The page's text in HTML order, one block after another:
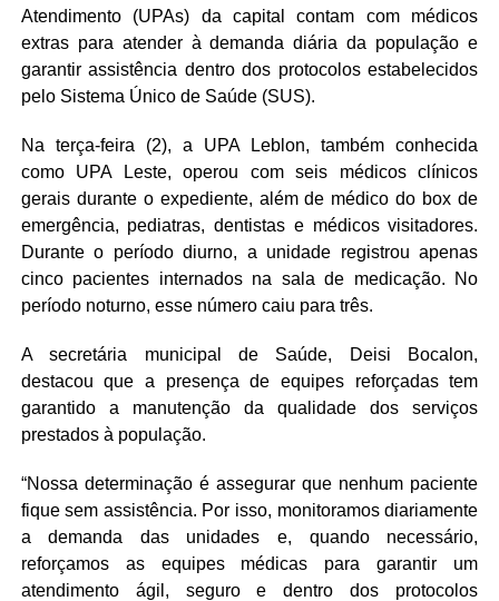
Atendimento (UPAs) da capital contam com médicos
extras para atender à demanda diária da população e
garantir assistência dentro dos protocolos estabelecidos
pelo Sistema Único de Saúde (SUS).
Na terça-feira (2), a UPA Leblon, também conhecida
como UPA Leste, operou com seis médicos clínicos
gerais durante o expediente, além de médico do box de
emergência, pediatras, dentistas e médicos visitadores.
Durante o período diurno, a unidade registrou apenas
cinco pacientes internados na sala de medicação. No
período noturno, esse número caiu para três.
A secretária municipal de Saúde, Deisi Bocalon,
destacou que a presença de equipes reforçadas tem
garantido a manutenção da qualidade dos serviços
prestados à população.
“Nossa determinação é assegurar que nenhum paciente
fique sem assistência. Por isso, monitoramos diariamente
a demanda das unidades e, quando necessário,
reforçamos as equipes médicas para garantir um
atendimento ágil, seguro e dentro dos protocolos